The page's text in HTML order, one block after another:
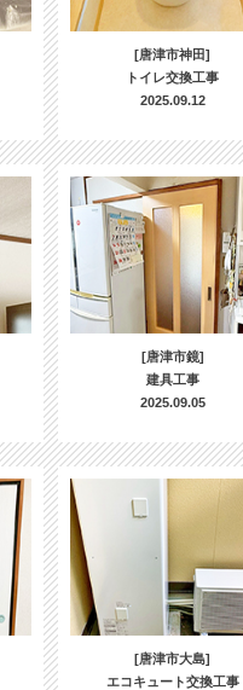
[唐津市神田]
トイレ交換工事
2025.09.12
[唐津市鏡]
建具工事
2025.09.05
[唐津市大島]
エコキュート交換工事